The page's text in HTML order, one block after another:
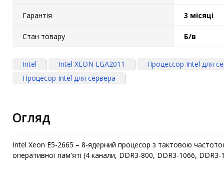
Гарантія 3 місяці
Стан товару Б/в
Intel Intel XEON LGA2011
Процессор Intel для
Процесор Intel для сервера
Огляд
Intel Xeon E5-2665 – 8-ядерний процесор з тактовою
оперативної пам'яті (4 канали, DDR3-800, DDR3-1066, DDR3-